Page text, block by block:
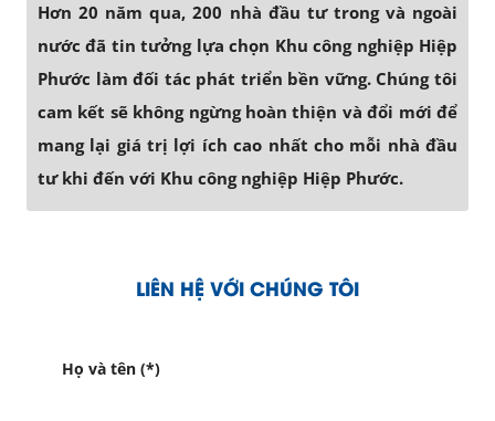
Hơn 20 năm qua, 200 nhà đầu tư trong và ngoài
nước đã tin tưởng lựa chọn Khu công nghiệp Hiệp
Phước làm đối tác phát triển bền vững. Chúng tôi
cam kết sẽ không ngừng hoàn thiện và đổi mới để
mang lại giá trị lợi ích cao nhất cho mỗi nhà đầu
tư khi đến với Khu công nghiệp Hiệp Phước.
LIÊN HỆ VỚI CHÚNG TÔI
Họ và tên (*)